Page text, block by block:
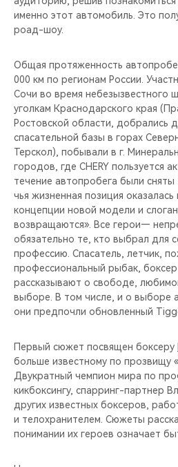
именно этот автомобиль. Это
роад-шоу.
Общая протяженность
000 км по регионам России.
Сочи во время небезызвестного
уголкам Краснодарского края
Ростовской области, добрались
спасательной базы в горах
Терскол), побывали в г.
городов, где CHERY пользуется
течение автопробега были
чья жизненная позиция
концепции новой модели и
возвращаются». Все герои—
обязательно те, кто выбрал для
профессию. Спасатель, летчик,
профессиональный рыбак,
рассказывают о свободе,
выборе. В том числе, и о выборе
они предпочли обновленный
Первый сюжет посвящен боксеру
больше известному по прозвищу
Двукратный чемпион мира по
кикбоксингу, спарринг-партнер
других известных боксеров,
и телохранителем. Сюжеты
понимании их героев означает